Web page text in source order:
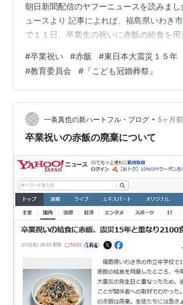
朝日新聞配信のヤフーニュースを読みまし
ュースより 記事によれば、福島県いわき
で１１日、卒業生の祝いに赤飯の給食を用
たため、当日になって取りやめたそうです
約２１００食の赤飯は廃棄。生徒たちには
で備蓄した非常用の缶詰パンを代わりに
ます。これまで卒業生最後のご飯の給食
きましたが、今年は１１日に重なりました
業式でした。市内では津波などで約４７０
#卒業祝い #赤飯 #東日本大震災１５年
#教育委員会 # 『こども冠婚葬祭』
一条真也の新ハートフル・ブログ • 5ヶ月前
卒業祝いの赤飯の廃棄について